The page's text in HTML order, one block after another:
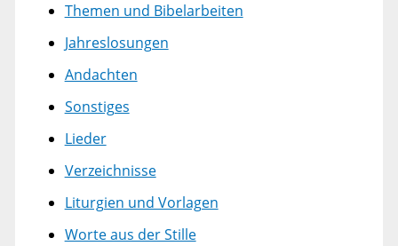
Themen und Bibelarbeiten
Jahreslosungen
Andachten
Sonstiges
Lieder
Verzeichnisse
Liturgien und Vorlagen
Worte aus der Stille